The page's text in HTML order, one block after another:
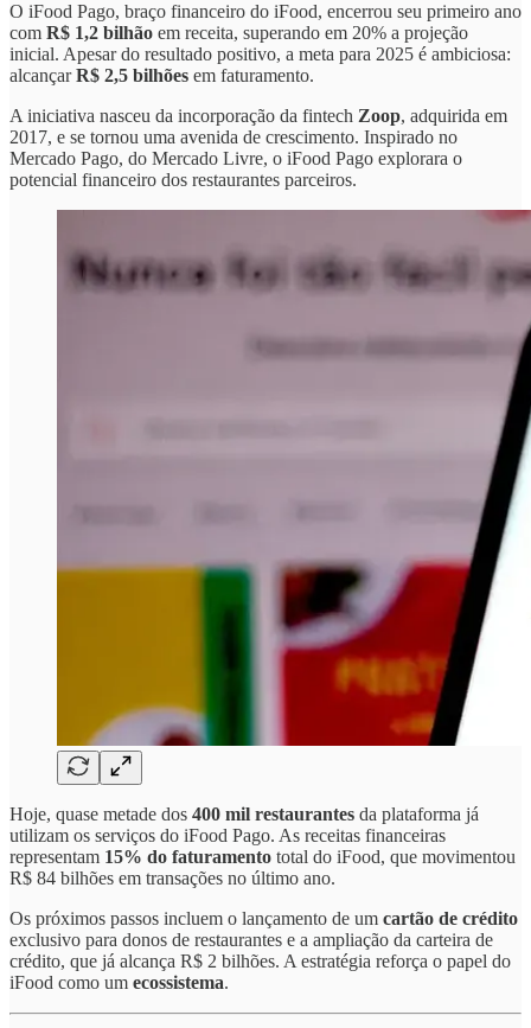
O iFood Pago, braço financeiro do iFood, encerrou seu primeiro ano
com R$ 1,2 bilhão em receita, superando em 20% a projeção
inicial. Apesar do resultado positivo, a meta para 2025 é ambiciosa:
alcançarR$ 2,5 bilhões em faturamento.
A iniciativa nasceu da incorporação da fintech Zoop, adquirida em
2017, e se tornou uma avenida de crescimento. Inspirado no
Mercado Pago, do Mercado Livre, o iFood Pago explorara o
potencial financeiro dos restaurantes parceiros.
Hoje, quase metade dos 400 mil restaurantes da plataforma já
utilizam os serviços do iFood Pago. As receitas financeiras
representam 15% do faturamento total do iFood, que movimentou
R$ 84 bilhões em transações no último ano.
Os próximos passos incluem o lançamento de um cartão de crédito
exclusivo para donos de restaurantes e a ampliação da carteira de
crédito, que já alcança R$ 2 bilhões. A estratégia reforça o papel do
iFood como um ecossistema.